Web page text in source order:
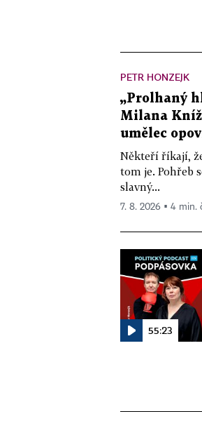
PETR HONZEJK
„Prolhaný
Milana
umělec
Někteří říkají,
tom je. Pohřeb
slavný...
7. 8. 2026 ▪ 4 min.
55:23